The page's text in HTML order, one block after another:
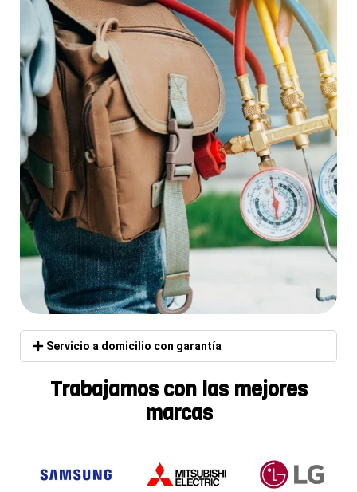
Servicio a domicilio con garantía
Trabajamos con las mejores
marcas